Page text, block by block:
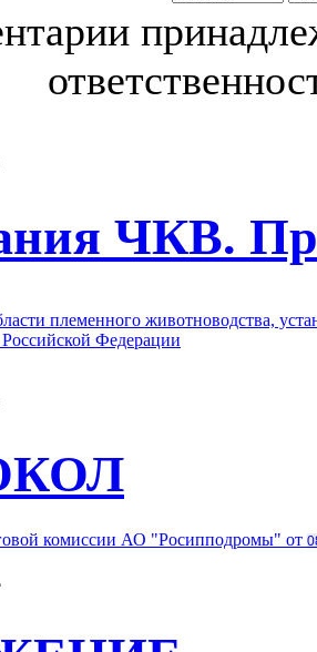
ЧКВ.
племенного животноводства,
Федерации
комиссии АО "Росипподромы" от